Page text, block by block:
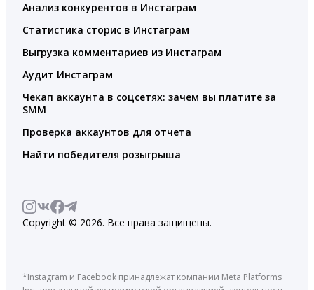
Анализ конкурентов в Инстаграм
Статистика сторис в Инстаграм
Выгрузка комментариев из Инстаграм
Аудит Инстаграм
Чекап аккаунта в соцсетях: зачем вы платите за
SMM
Проверка аккаунтов для отчета
Найти победителя розыгрыша
Copyright © 2026. Все права защищены.
*Instagram и Facebook принадлежат компании Meta Platforms